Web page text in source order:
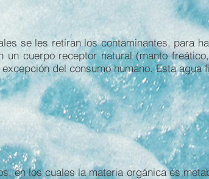
se les retiran los contaminantes, para
cuerpo receptor natural (manto
del consumo humano. Esta agua
en los cuales la materia orgánica es